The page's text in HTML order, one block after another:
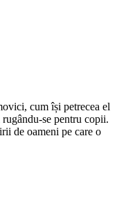
cum își petrecea el
se pentru copii.
de oameni pe care o